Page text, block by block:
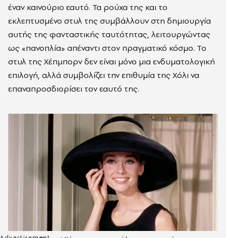
έναν καινούριο εαυτό. Τα ρούχα της και το
εκλεπτυσμένο στυλ της συμβάλλουν στη δημιουργία
αυτής της φανταστικής ταυτότητας, λειτουργώντας
ως «πανοπλία» απέναντι στον πραγματικό κόσμο. Το
στυλ της Χέπμπορν δεν είναι μόνο μια ενδυματολογική
επιλογή, αλλά συμβολίζει την επιθυμία της Χόλι να
επαναπροσδιορίσει τον εαυτό της.